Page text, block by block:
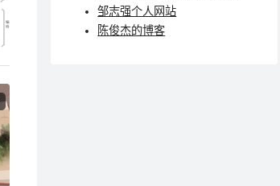
邹志强个人网站
陈俊杰的博客